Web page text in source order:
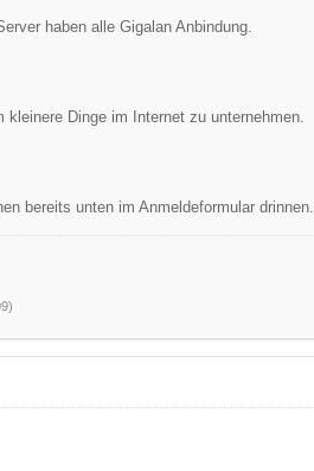
haben alle Gigalan Anbindung.
Dinge im Internet zu unternehmen.
bereits unten im Anmeldeformular drinnen.
)